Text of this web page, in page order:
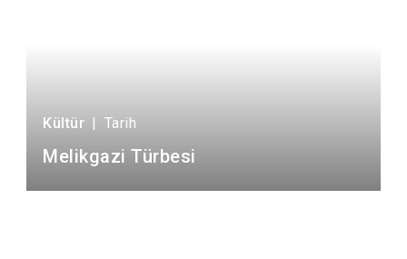
Kültür | Tarih
Melikgazi Türbesi